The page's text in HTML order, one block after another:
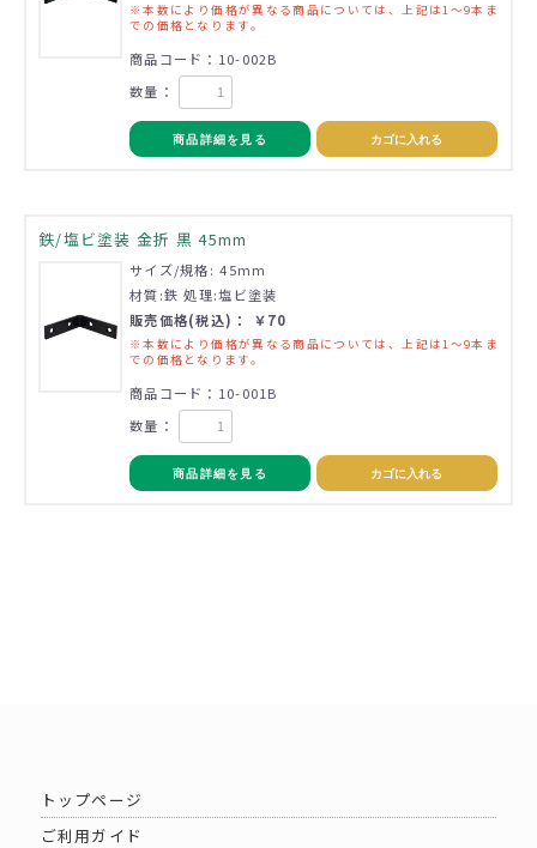
※本数により価格が異なる商品については、上記は1～9本ま
での価格となります。
商品コード：10-002B
数量：
商品詳細を見る カゴに入れる
鉄/塩ビ塗装 金折 黒 45mm
サイズ/規格: 45mm
材質:鉄 処理:塩ビ塗装
販売価格(税込)： ￥70
※本数により価格が異なる商品については、上記は1～9本ま
での価格となります。
商品コード：10-001B
数量：
商品詳細を見る カゴに入れる
トップページ
ご利用ガイド